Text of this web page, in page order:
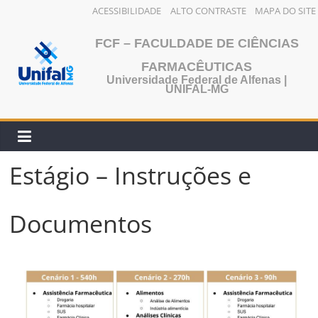
ACESSIBILIDADE ALTO CONTRASTE MAPA DO SITE
FCF – FACULDADE DE CIÊNCIAS
FARMACÊUTICAS
Universidade Federal de Alfenas |
UNIFAL-MG
Estágio – Instruções e
Documentos